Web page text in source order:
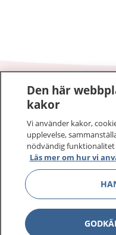
1177–tryggt
På 1177.se får du råd
sjukdomar och vilka
Logga in för att läsa
vårdärenden. Ring
sjukvårdsrådgivning
1177 ger dig råd när
Den här
kakor
Vi använder kakor,
upplevelse,
nödvändig funktionalitet
Läs mer om hur vi